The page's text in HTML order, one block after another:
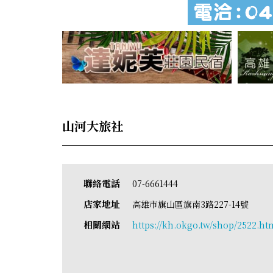
山河大旅社
聯絡電話 07-6661444
店家地址 高雄市旗山區旗南3路227-14號
相關網站 https://kh.okgo.tw/shop/